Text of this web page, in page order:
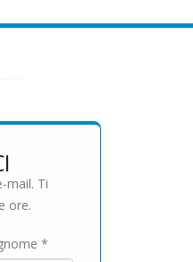
mail. Ti
ore.
*